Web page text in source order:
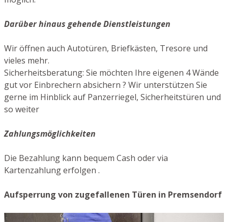
Darüber hinaus gehende Dienstleistungen
Wir öffnen auch Autotüren, Briefkästen, Tresore und
vieles mehr.
Sicherheitsberatung: Sie möchten Ihre eigenen 4 Wände
gut vor Einbrechern absichern ? Wir unterstützen Sie
gerne im Hinblick auf Panzerriegel, Sicherheitstüren und
so weiter
Zahlungsmöglichkeiten
Die Bezahlung kann bequem Cash oder via
Kartenzahlung erfolgen .
Aufsperrung von zugefallenen Türen in Premsendorf